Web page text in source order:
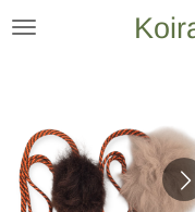
Ga
hoofdinhoud